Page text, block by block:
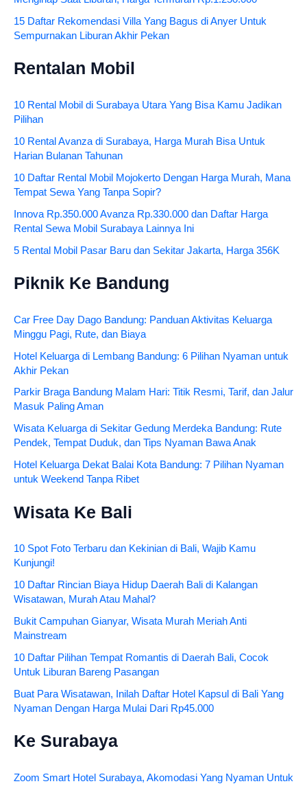
15 Daftar Rekomendasi Villa Yang Bagus di Anyer Untuk
Sempurnakan Liburan Akhir Pekan
Rentalan Mobil
10 Rental Mobil di Surabaya Utara Yang Bisa Kamu Jadikan
Pilihan
10 Rental Avanza di Surabaya, Harga Murah Bisa Untuk
Harian Bulanan Tahunan
10 Daftar Rental Mobil Mojokerto Dengan Harga Murah, Mana
Tempat Sewa Yang Tanpa Sopir?
Innova Rp.350.000 Avanza Rp.330.000 dan Daftar Harga
Rental Sewa Mobil Surabaya Lainnya Ini
5 Rental Mobil Pasar Baru dan Sekitar Jakarta, Harga 356K
Piknik Ke Bandung
Car Free Day Dago Bandung: Panduan Aktivitas Keluarga
Minggu Pagi, Rute, dan Biaya
Hotel Keluarga di Lembang Bandung: 6 Pilihan Nyaman untuk
Akhir Pekan
Parkir Braga Bandung Malam Hari: Titik Resmi, Tarif, dan Jalur
Masuk Paling Aman
Wisata Keluarga di Sekitar Gedung Merdeka Bandung: Rute
Pendek, Tempat Duduk, dan Tips Nyaman Bawa Anak
Hotel Keluarga Dekat Balai Kota Bandung: 7 Pilihan Nyaman
untuk Weekend Tanpa Ribet
Wisata Ke Bali
10 Spot Foto Terbaru dan Kekinian di Bali, Wajib Kamu
Kunjungi!
10 Daftar Rincian Biaya Hidup Daerah Bali di Kalangan
Wisatawan, Murah Atau Mahal?
Bukit Campuhan Gianyar, Wisata Murah Meriah Anti
Mainstream
10 Daftar Pilihan Tempat Romantis di Daerah Bali, Cocok
Untuk Liburan Bareng Pasangan
Buat Para Wisatawan, Inilah Daftar Hotel Kapsul di Bali Yang
Nyaman Dengan Harga Mulai Dari Rp45.000
Ke Surabaya
Zoom Smart Hotel Surabaya, Akomodasi Yang Nyaman Untuk